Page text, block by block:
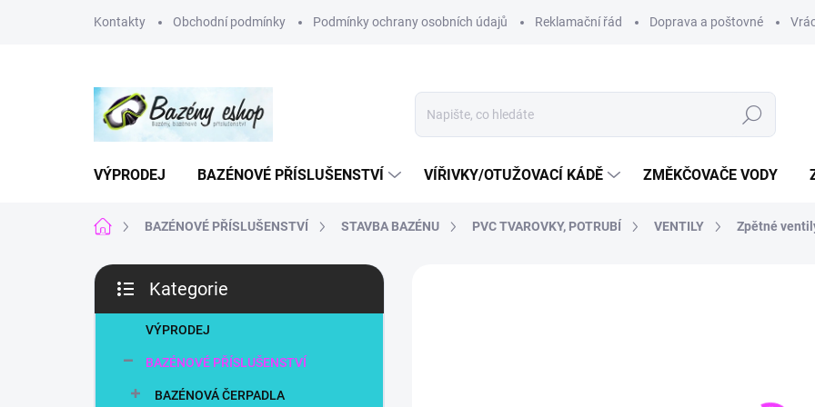
Kontakty Obchodní podmínky Podmínky ochrany osobních údajů Reklamační řád Doprava a poštovné
Hledat
VÝPRODEJ BAZÉNOVÉ PŘÍSLUŠENSTVÍ VÍŘIVKY/OTUŽOVACÍ KÁDĚ ZMĚKČOVAČE VODY
Domů BAZÉNOVÉ PŘÍSLUŠENSTVÍ STAVBA BAZÉNU PVC TVAROVKY, POTRUBÍ VENTILY Zpětné
P
s
kategorie
Kategorie
VÝPRODEJ
BAZÉNOVÉ PŘÍSLUŠENSTVÍ
BAZÉNOVÁ ČERPADLA